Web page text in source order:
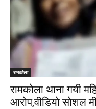
रामकोला
रामकोला थाना गयी
आरोप,वीडियो सोशल